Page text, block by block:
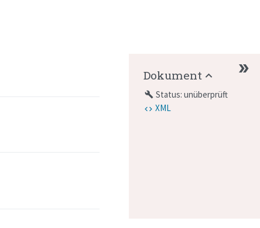
Dokument
build Status: unüberprüft
XML